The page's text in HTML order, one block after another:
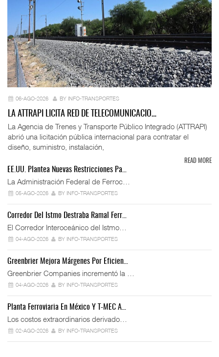
06-AGO-2026 BY INFO-TRANSPORTES
LA ATTRAPI LICITA RED DE TELECOMUNICACIO…
La Agencia de Trenes y Transporte Público Integrado (ATTRAPI)
abrió una licitación pública internacional para contratar el
diseño, suministro, instalación,
READ MORE
EE.UU. Plantea Nuevas Restricciones Pa…
La Administración Federal de Ferroc…
05-AGO-2026 BY INFO-TRANSPORTES
Corredor Del Istmo Destraba Ramal Ferr…
El Corredor Interoceánico del Istmo…
04-AGO-2026 BY INFO-TRANSPORTES
Greenbrier Mejora Márgenes Por Eficien…
Greenbrier Companies incrementó la …
04-AGO-2026 BY INFO-TRANSPORTES
Planta Ferroviaria En México Y T-MEC A…
Los costos extraordinarios derivado…
02-AGO-2026 BY INFO-TRANSPORTES